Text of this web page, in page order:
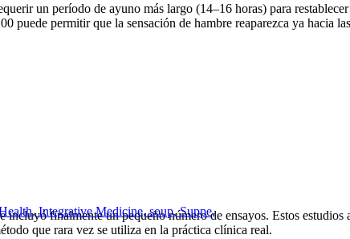
un período de ayuno más largo (14–16 horas) para
puede permitir que la sensación de hambre reaparezca ya hacia
finalmente un pequeño número de ensayos. Estos
que rara vez se utiliza en la práctica clínica real.